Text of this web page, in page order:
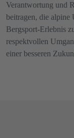
Verantwortung und
beitragen, die alpine
Bergsport-Erlebnis
respektvollen
einer besseren